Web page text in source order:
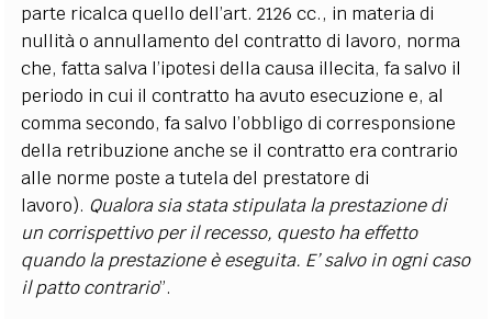
parte ricalca quello dell’art. 2126 cc., in materia di
nullità o annullamento del contratto di lavoro, norma
che, fatta salva l’ipotesi della causa illecita, fa salvo il
periodo in cui il contratto ha avuto esecuzione e, al
comma secondo, fa salvo l’obbligo di corresponsione
della retribuzione anche se il contratto era contrario
alle norme poste a tutela del prestatore di
lavoro). Qualora sia stata stipulata la prestazione di
un corrispettivo per il recesso, questo ha effetto
quando la prestazione è eseguita. E’ salvo in ogni caso
il patto contrario”.